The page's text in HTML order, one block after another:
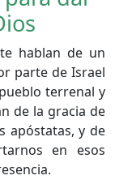
hablan de un
parte de Israel
terrenal y
de la gracia de
apóstatas, y de
en esos